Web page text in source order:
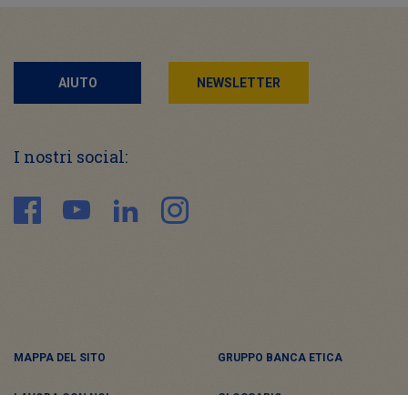
AIUTO NEWSLETTER
I nostri social:
MAPPA DEL SITO GRUPPO BANCA ETICA